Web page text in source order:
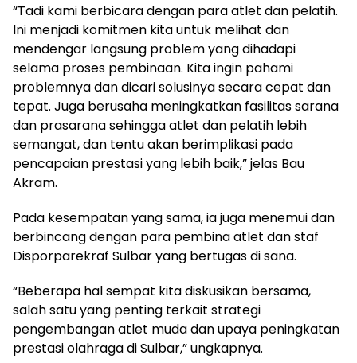
“Tadi kami berbicara dengan para atlet dan pelatih.
Ini menjadi komitmen kita untuk melihat dan
mendengar langsung problem yang dihadapi
selama proses pembinaan. Kita ingin pahami
problemnya dan dicari solusinya secara cepat dan
tepat. Juga berusaha meningkatkan fasilitas sarana
dan prasarana sehingga atlet dan pelatih lebih
semangat, dan tentu akan berimplikasi pada
pencapaian prestasi yang lebih baik,” jelas Bau
Akram.
Pada kesempatan yang sama, ia juga menemui dan
berbincang dengan para pembina atlet dan staf
Disporparekraf Sulbar yang bertugas di sana.
“Beberapa hal sempat kita diskusikan bersama,
salah satu yang penting terkait strategi
pengembangan atlet muda dan upaya peningkatan
prestasi olahraga di Sulbar,” ungkapnya.